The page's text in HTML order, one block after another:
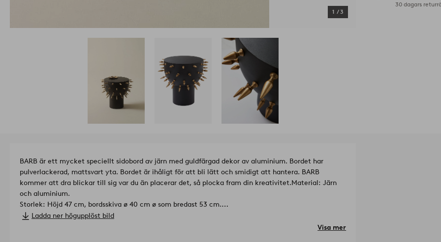
1 /3
30 dagars
BARB är ett mycket speciellt sidobord av järn med guldfärgad dekor av aluminium. Bordet har
pulverlackerad, mattsvart yta. Bordet är ihåligt för att bli lätt och smidigt att hantera. BARB
kommer att dra blickar till sig var du än placerar det, så plocka fram din kreativitet.Material: Järn
och aluminium.
Storlek: Höjd 47 cm, bordsskiva ø 40 cm ø som bredast 53 cm.
Maxvikt: 30 kg.
Ladda ner högupplöst bild
Visa mer